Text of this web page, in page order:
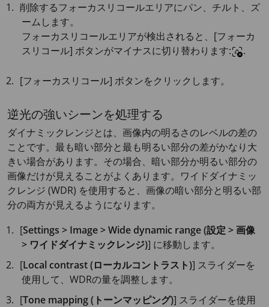
削除するフォーカスリコールエリアにパン、チルト、ズ
ームします。
フォーカスリコールエリアが検出されると、[フォーカ
スリコール] ボタンがマイナスに切り替わります:
.
[フォーカスリコール] ボタンをクリックします。
逆光の強いシーンを処理する
ダイナミックレンジとは、画像内の明るさのレベルの差の
ことです。最も暗い部分と最も明るい部分の差がかなり大
きい場合があります。その場合、暗い部分か明るい部分の
画像だけが見えることがよくあります。ワイドダイナミッ
クレンジ (WDR) を使用すると、画像の暗い部分と明るい部
分の両方が見えるようになります。
[Settings > Image > Wide dynamic range (設定 > 画像
> ワイドダイナミックレンジ)] に移動します。
[Local contrast (ローカルコントラスト)] スライダーを
使用して、WDRの量を調整します。
[Tone mapping (トーンマッピング)] スライダーを使用